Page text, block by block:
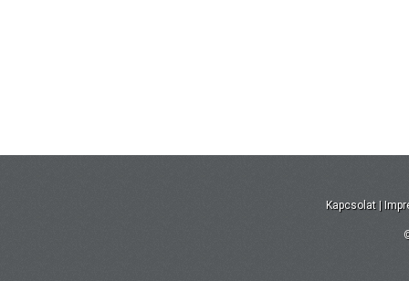
Kapcsolat |